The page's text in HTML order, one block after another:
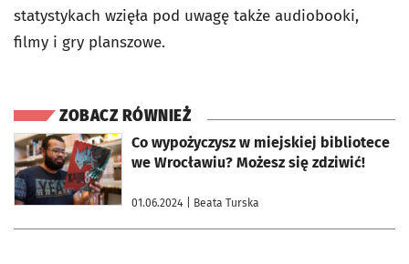
statystykach wzięła pod uwagę także audiobooki,
filmy i gry planszowe.
ZOBACZ RÓWNIEŻ
Co wypożyczysz w miejskiej bibliotece
we Wrocławiu? Możesz się zdziwić!
01.06.2024 | Beata Turska
otworzy się w nowej karcie